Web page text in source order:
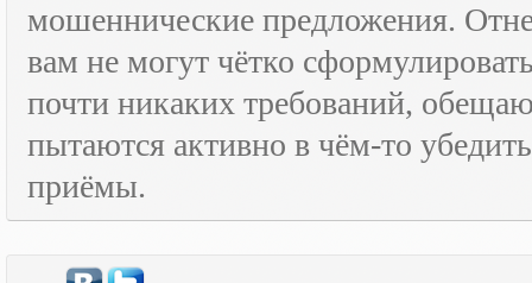
мошеннические предложения.
вам не могут чётко
почти никаких требований,
пытаются активно в чём-то
приёмы.